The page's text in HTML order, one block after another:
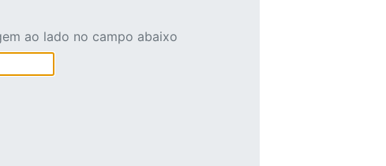
ao lado no campo abaixo